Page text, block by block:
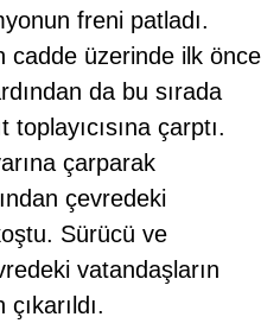
freni patladı.
cadde üzerinde ilk önce
da bu sırada
çarptı.
çarparak
çevredeki
Sürücü ve
vatandaşların